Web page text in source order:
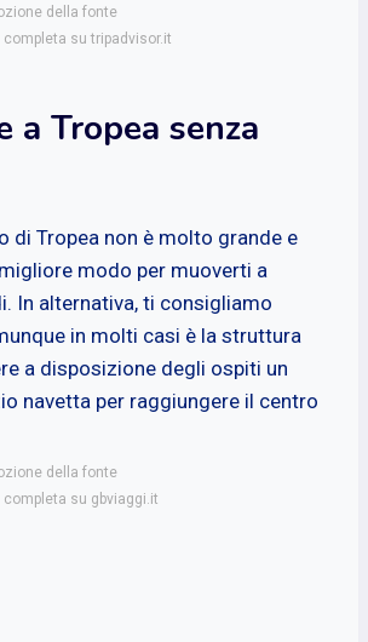
della fonte
su tripadvisor.it
a Tropea senza
di Tropea non è molto grande e
modo per muoverti a
In alternativa, ti consigliamo
in molti casi è la struttura
a disposizione degli ospiti un
navetta per raggiungere il centro
della fonte
su gbviaggi.it